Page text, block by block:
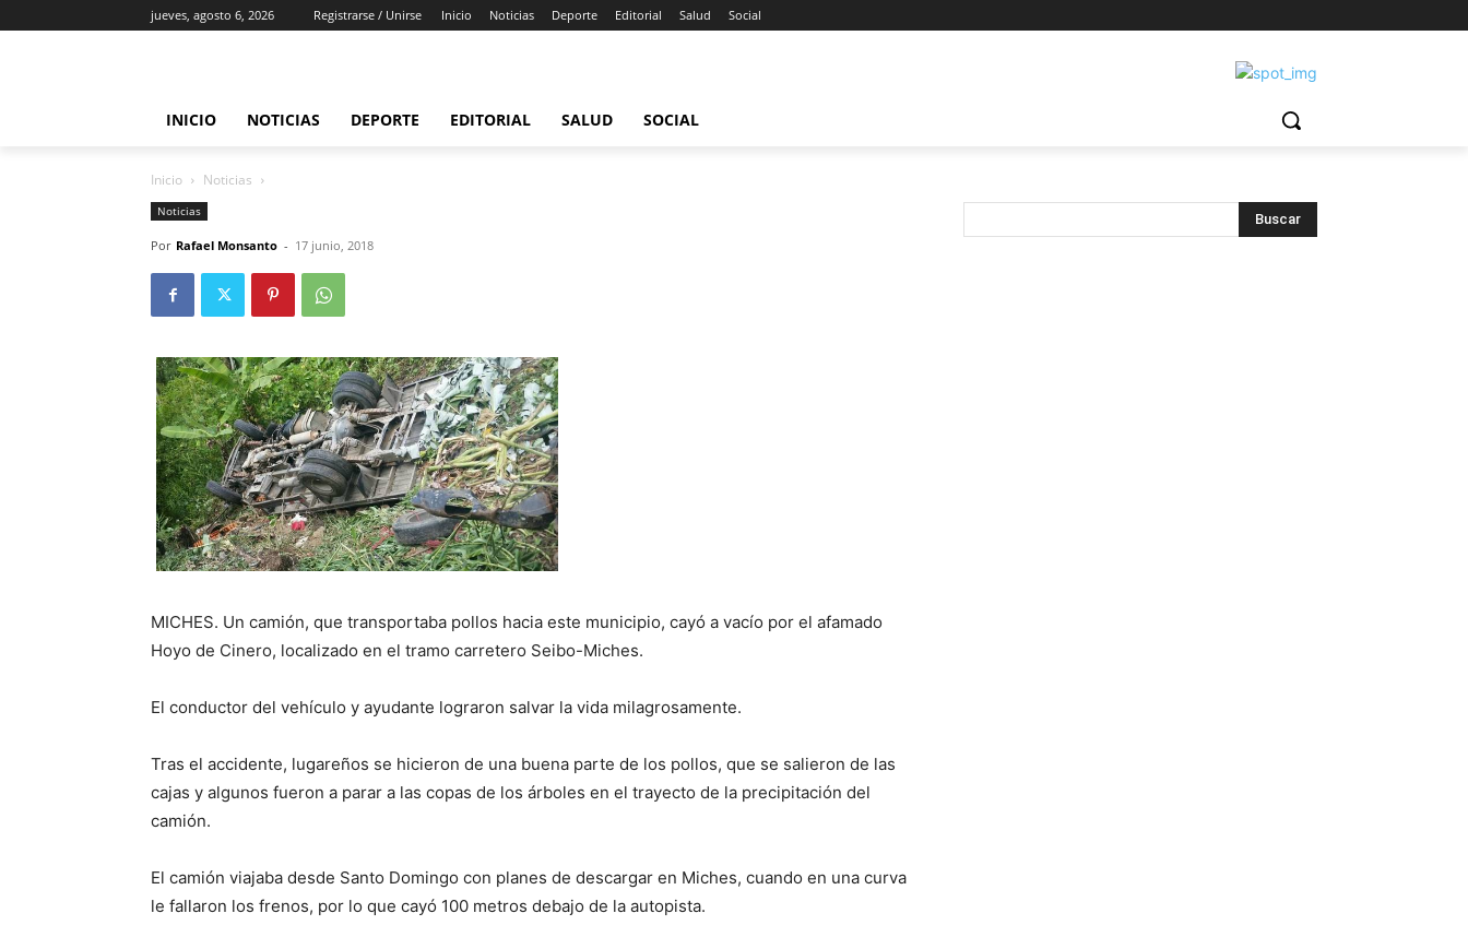
jueves, agosto 6, 2026 Registrarse / Unirse Inicio Noticias Deporte Editorial Salud Social
INICIO NOTICIAS DEPORTE EDITORIAL SALUD SOCIAL
Inicio Noticias
Noticias
Por Rafael Monsanto - 17 junio, 2018
MICHES. Un camión, que transportaba pollos hacia este municipio, cayó a vacío por el afamado
Hoyo de Cinero, localizado en el tramo carretero Seibo-Miches.
El conductor del vehículo y ayudante lograron salvar la vida milagrosamente.
Tras el accidente, lugareños se hicieron de una buena parte de los pollos, que se salieron de las
cajas y algunos fueron a parar a las copas de los árboles en el trayecto de la precipitación del
camión.
El camión viajaba desde Santo Domingo con planes de descargar en Miches, cuando en una curva
le fallaron los frenos, por lo que cayó 100 metros debajo de la autopista.